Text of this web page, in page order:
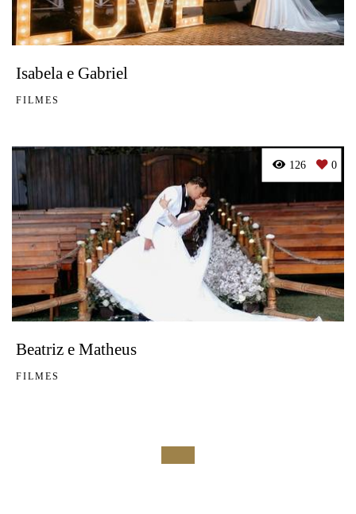
Isabela e Gabriel
FILMES
Beatriz e Matheus
FILMES
126 0